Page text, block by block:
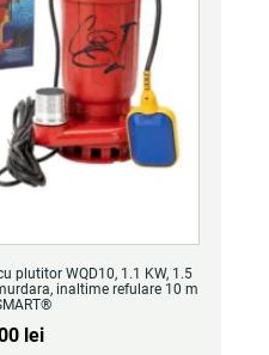
plutitor WQD10, 1.1 KW, 1.5
inaltime refulare 10 m
lei